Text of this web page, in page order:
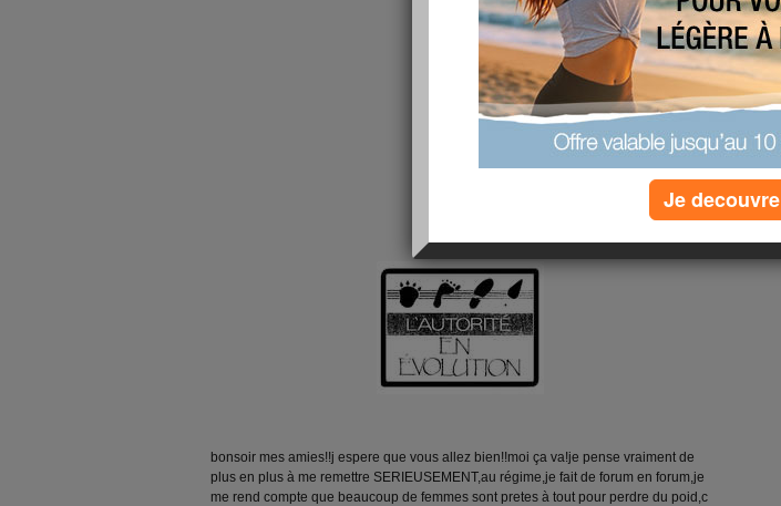
bonsoir mes amies!!j espere que vous allez bien!!moi ça va!je pense vraiment de
plus en plus à me remettre SERIEUSEMENT,au régime,je fait de forum en forum,je
me rend compte que beaucoup de femmes sont pretes à tout pour perdre du poid,c
Je decouvre